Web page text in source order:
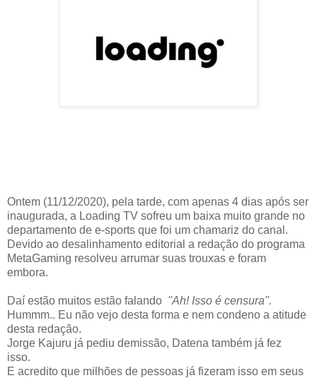
Ontem (11/12/2020), pela tarde, com apenas 4 dias após ser
inaugurada, a Loading TV sofreu um baixa muito grande no
departamento de e-sports que foi um chamariz do canal.
Devido ao desalinhamento editorial a redação do programa
MetaGaming resolveu arrumar suas trouxas e foram
embora.
Daí estão muitos estão falando ''Ah! Isso é censura''.
Hummm.. Eu não vejo desta forma e nem condeno a atitude
desta redação.
Jorge Kajuru já pediu demissão, Datena também já fez
isso.
E acredito que milhões de pessoas já fizeram isso em seus